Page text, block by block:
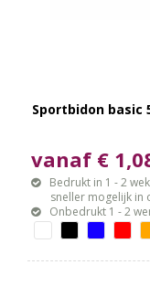
Sportbidon basic
vanaf €
Bedrukt in 1 - 2
sneller mogelijk in
Onbedrukt 1 - 2